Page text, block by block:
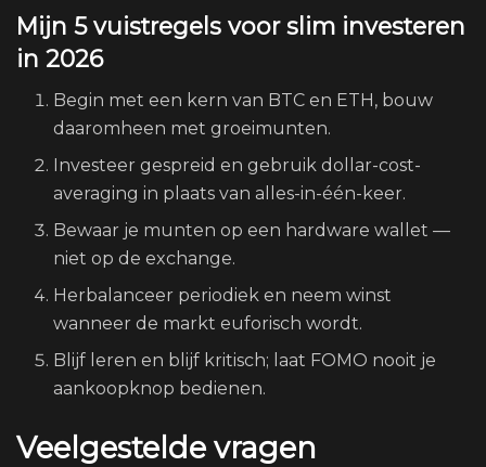
Mijn 5 vuistregels voor slim investeren
in 2026
Begin met een kern van BTC en ETH, bouw
daaromheen met groeimunten.
Investeer gespreid en gebruik dollar-cost-
averaging in plaats van alles-in-één-keer.
Bewaar je munten op een hardware wallet —
niet op de exchange.
Herbalanceer periodiek en neem winst
wanneer de markt euforisch wordt.
Blijf leren en blijf kritisch; laat FOMO nooit je
aankoopknop bedienen.
Veelgestelde vragen